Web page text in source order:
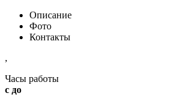
Описание
Фото
Контакты
,
Часы работы
с до